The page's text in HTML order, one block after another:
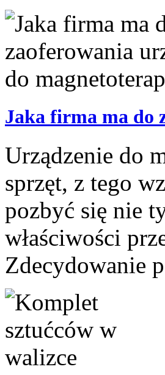
Jaka firma ma do
Urządzenie do
sprzęt, z tego
pozbyć się nie
właściwości
Zdecydowanie